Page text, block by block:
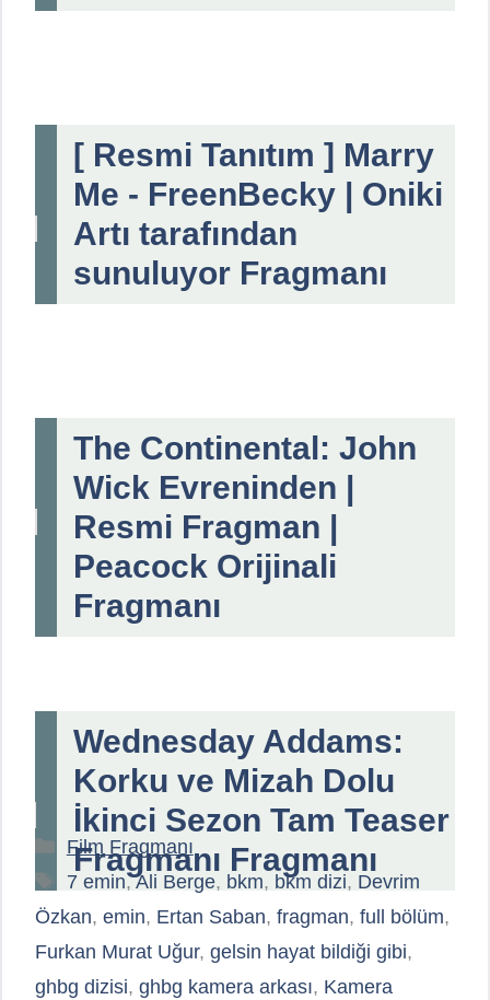
[ Resmi Tanıtım ] Marry
Me - FreenBecky | Oniki
Artı tarafından
sunuluyor Fragmanı
The Continental: John
Wick Evreninden |
Resmi Fragman |
Peacock Orijinali
Fragmanı
Wednesday Addams:
Korku ve Mizah Dolu
İkinci Sezon Tam Teaser
Fragmanı Fragmanı
Kategoriler
Film Fragmanı
Etiketler
7 emin,Ali Berge, bkm, bkm dizi, Devrim
Özkan, emin, Ertan Saban, fragman, full bölüm,
Furkan Murat Uğur, gelsin hayat bildiği gibi,
ghbg dizisi, ghbg kamera arkası, Kamera